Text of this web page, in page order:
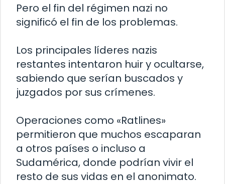
Pero el fin del régimen nazi no
significó el fin de los problemas.
Los principales líderes nazis
restantes intentaron huir y ocultarse,
sabiendo que serían buscados y
juzgados por sus crímenes.
Operaciones como «Ratlines»
permitieron que muchos escaparan
a otros países o incluso a
Sudamérica, donde podrían vivir el
resto de sus vidas en el anonimato.